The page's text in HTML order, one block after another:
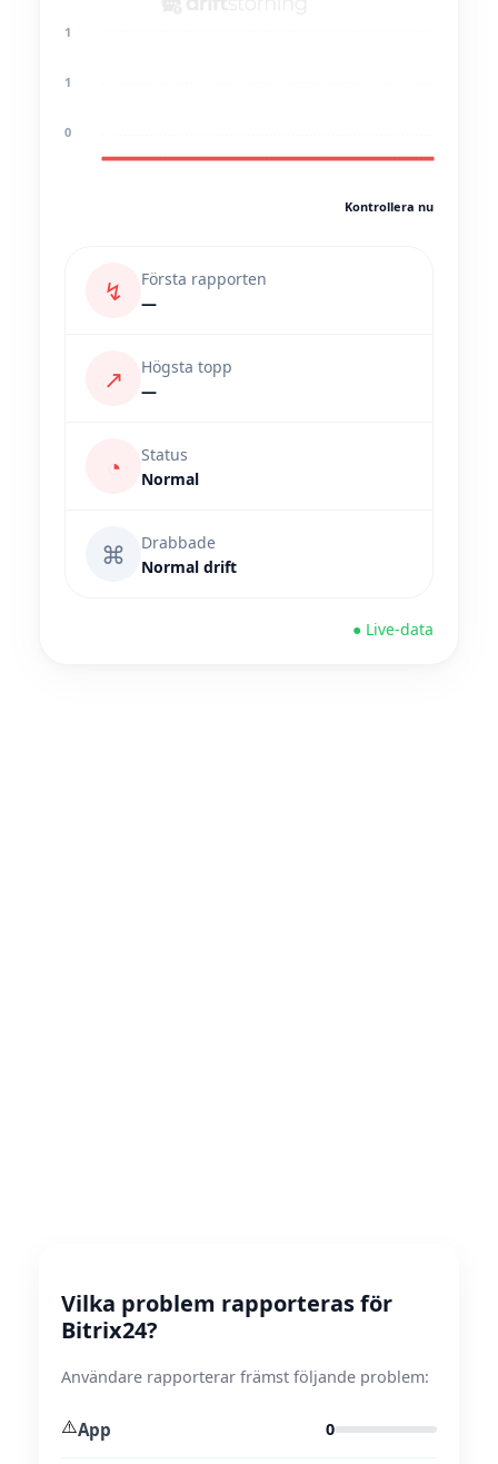
1
1
0
Kontrollera nu
↯
Första rapporten
—
↗
Högsta topp
—
◔
Status
Normal
⌘
Drabbade
Normal drift
● Live-data
Vilka problem rapporteras för
Bitrix24?
Användare rapporterar främst följande problem:
⚠️App 0